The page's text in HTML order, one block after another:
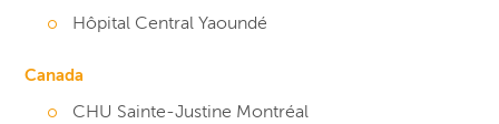
Hôpital Central Yaoundé
Canada
CHU Sainte-Justine Montréal